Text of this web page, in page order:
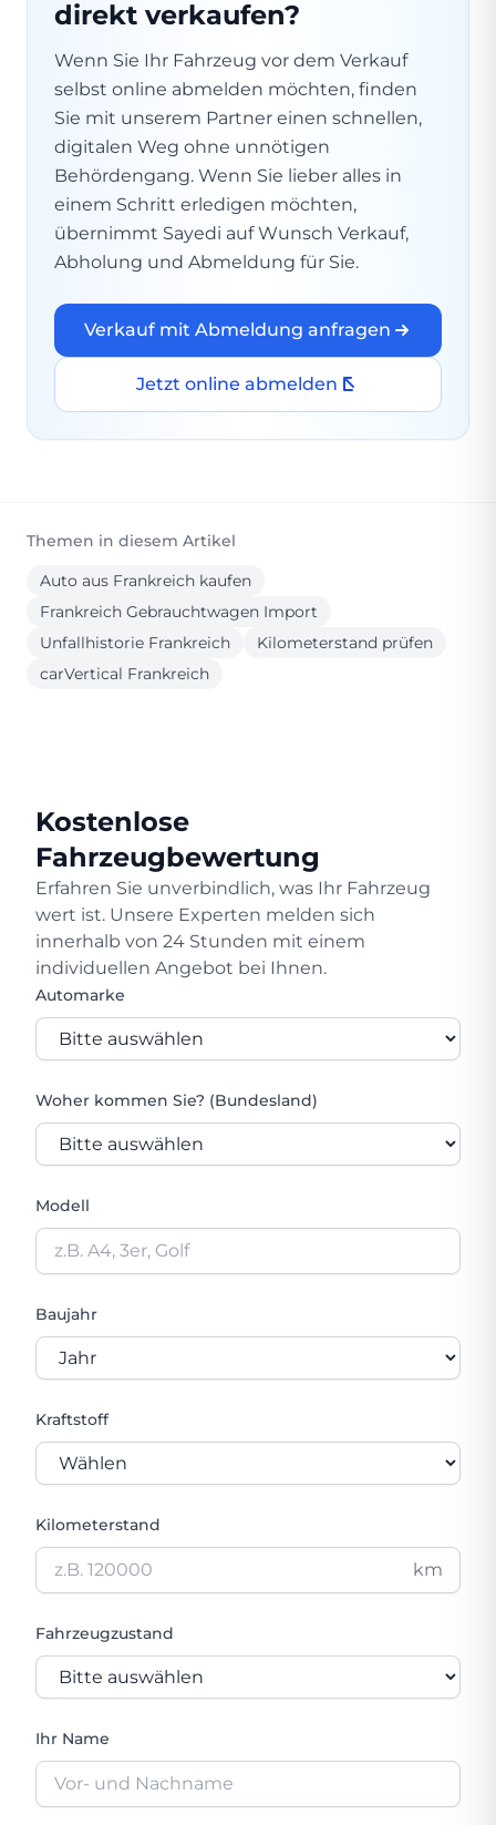
direkt verkaufen?
Wenn Sie Ihr Fahrzeug vor dem Verkauf
selbst online abmelden möchten, finden
Sie mit unserem Partner einen schnellen,
digitalen Weg ohne unnötigen
Behördengang. Wenn Sie lieber alles in
einem Schritt erledigen möchten,
übernimmt Sayedi auf Wunsch Verkauf,
Abholung und Abmeldung für Sie.
Verkauf mit Abmeldung anfragen
Jetzt online abmelden
Themen in diesem Artikel
Auto aus Frankreich kaufen
Frankreich Gebrauchtwagen Import
Unfallhistorie Frankreich
Kilometerstand prüfen
carVertical Frankreich
Kostenlose
Fahrzeugbewertung
Erfahren Sie unverbindlich, was Ihr Fahrzeug
wert ist. Unsere Experten melden sich
innerhalb von 24 Stunden mit einem
individuellen Angebot bei Ihnen.
Automarke
Woher kommen Sie? (Bundesland)
Modell
Baujahr
Kraftstoff
Kilometerstand
km
Fahrzeugzustand
Ihr Name